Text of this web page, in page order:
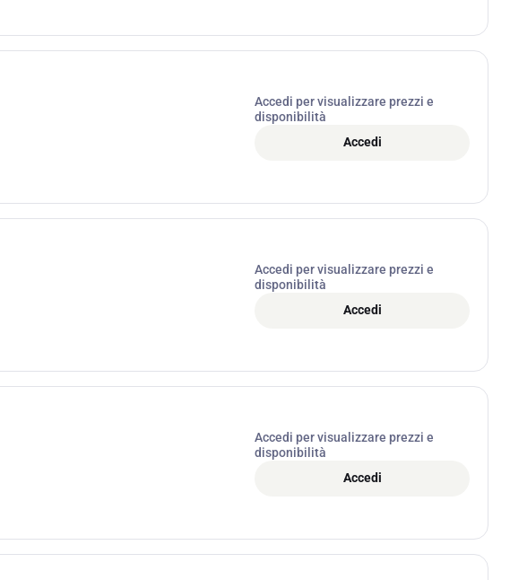
Accedi per visualizzare prezzi e
disponibilità
Accedi
Accedi per visualizzare prezzi e
disponibilità
Accedi
Accedi per visualizzare prezzi e
disponibilità
Accedi